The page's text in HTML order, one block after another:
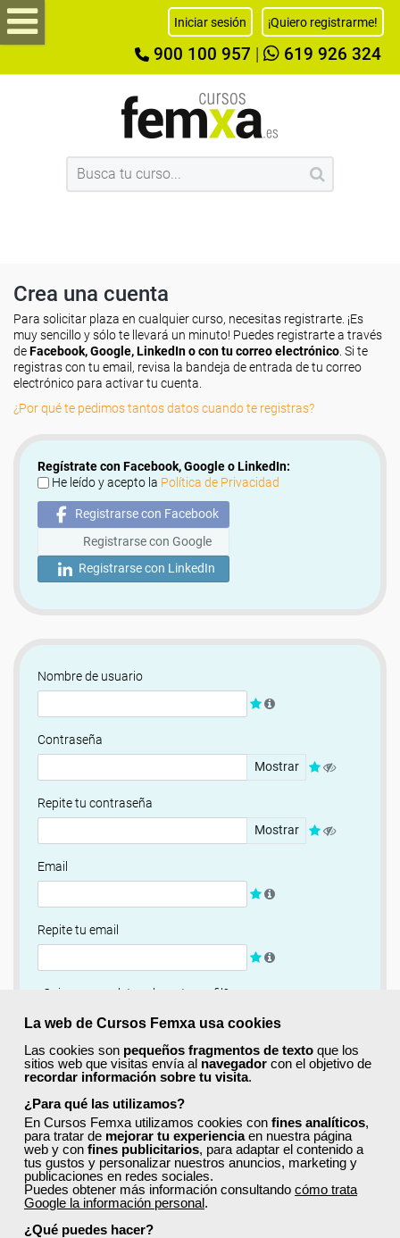
La web de Cursos Femxa usa cookies
Las cookies son pequeños fragmentos de texto que los
sitios web que visitas envía al navegador con el objetivo de
recordar información sobre tu visita.
¿Para qué las utilizamos?
En Cursos Femxa utilizamos cookies con fines analíticos,
para tratar de mejorar tu experienciaen nuestra página
web y con fines publicitarios, para adaptar el contenido a
tus gustos y personalizar nuestros anuncios, marketing y
publicaciones en redes sociales.
Puedes obtener más información consultando cómo trata
Google la información personal.
¿Qué puedes hacer?
Iniciar sesión ¡Quiero registrarme!
900 100 957 619 926 324
Crea una cuenta
Para solicitar plaza en cualquier curso, necesitas registrarte. ¡Es
muy sencillo y sólo te llevará un minuto! Puedes registrarte a través
deFacebook, Google, LinkedIn o con tu correo electrónico . Si te
registras con tu email, revisa la bandeja de entrada de tu correo
electrónico para activar tu cuenta.
¿Por qué te pedimos tantos datos cuando te registras?
Regístrate con Facebook, Google o LinkedIn:
He leído y acepto la Política de Privacidad
Registrarse con Facebook
Registrarse con Google
Registrarse con LinkedIn
Nombre de usuario
Contraseña
Mostrar
Repite tu contraseña
Mostrar
Email
Repite tu email
¿Quieres completar ahora tu perfil?
Si
No, completaré mi perfil más adelante
Newsletter
Si, quiero recibir información sobre cursos, ofertas
exclusivas y recursos para el aprendizaje.
Términos y condiciones
He leído y acepto la Política de Privacidad
Registrarse